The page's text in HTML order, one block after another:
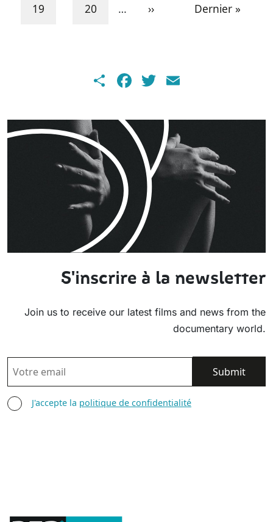
Page
19 Page
20 … Next page
›› Last page
Dernier »
ShareFacebook
Twitter
S'inscrire à la newsletter
Join us to receive our latest films and news from the
documentary world.
EMAIL
AGREE TERMS
J'accepte la politique de confidentialité